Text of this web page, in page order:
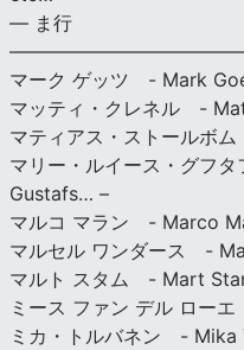
— ま行
マーク ゲッツ - Mark
マッティ・クレネル -
マティアス・ストールボ
マリー・ルイース・グフ
Gustafs… –
マルコ マラン - Marco
マルセル ワンダース -
マルト スタム - Mart
ミース ファン デル ロー
ミカ・トルバネン - Mika